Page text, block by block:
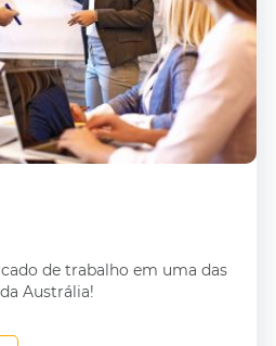
de trabalho em uma das
Austrália!